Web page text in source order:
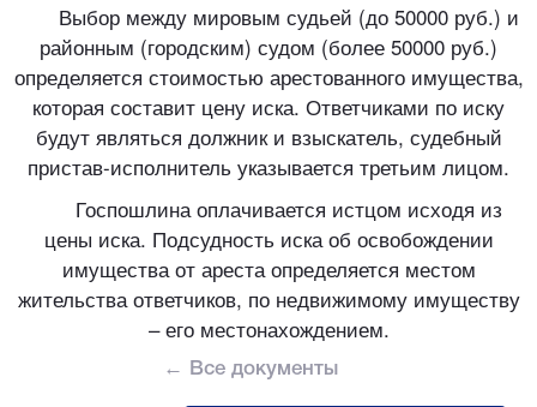
Выбор между мировым судьей (до 50000 руб.) и
районным (городским) судом (более 50000 руб.)
определяется стоимостью арестованного имущества,
которая составит цену иска. Ответчиками по иску
будут являться должник и взыскатель, судебный
пристав-исполнитель указывается третьим лицом.
Госпошлина оплачивается истцом исходя из
цены иска. Подсудность иска об освобождении
имущества от ареста определяется местом
жительства ответчиков, по недвижимому имуществу
– его местонахождением.
← Все документы